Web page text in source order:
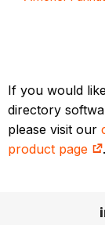
If you would
directory
please visit our
product page
.